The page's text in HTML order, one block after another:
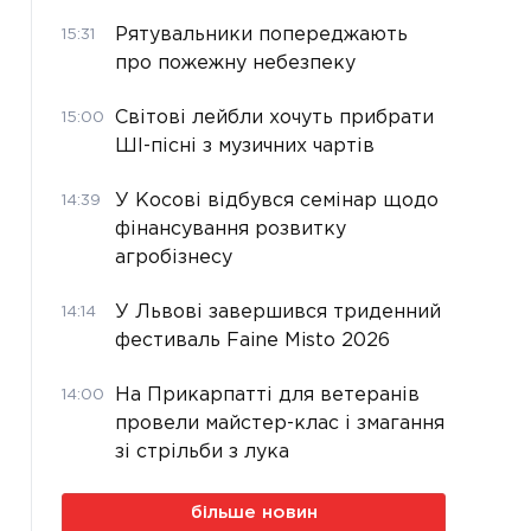
15:31
Рятувальники попереджають
про пожежну небезпеку
15:00
Світові лейбли хочуть прибрати
ШІ-пісні з музичних чартів
14:39
У Косові відбувся семінар щодо
фінансування розвитку
агробізнесу
14:14
У Львові завершився триденний
фестиваль Faine Misto 2026
14:00
На Прикарпатті для ветеранів
провели майстер-клас і змагання
зі стрільби з лука
більше новин